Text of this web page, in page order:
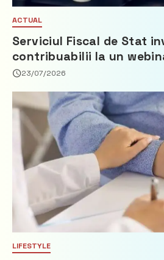
ACTUAL
Serviciul Fiscal de Stat
contribuabilii la un
privind calculul
23/07/2026
LIFESTYLE